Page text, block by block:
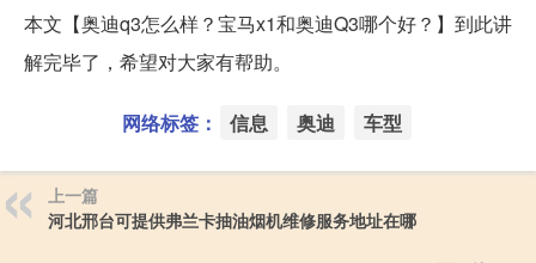
本文【奥迪q3怎么样？宝马x1和奥迪Q3哪个好？】到此讲
解完毕了，希望对大家有帮助。
网络标签： 信息 奥迪 车型
上一篇
河北邢台可提供弗兰卡抽油烟机维修服务地址在哪